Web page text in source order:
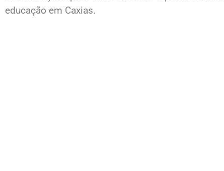
educação em Caxias.